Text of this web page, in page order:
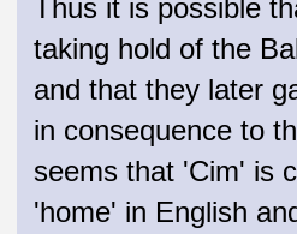
Thus it is possible
taking hold of the
and that they later
in consequence to
seems that 'Cim' is
'home' in English